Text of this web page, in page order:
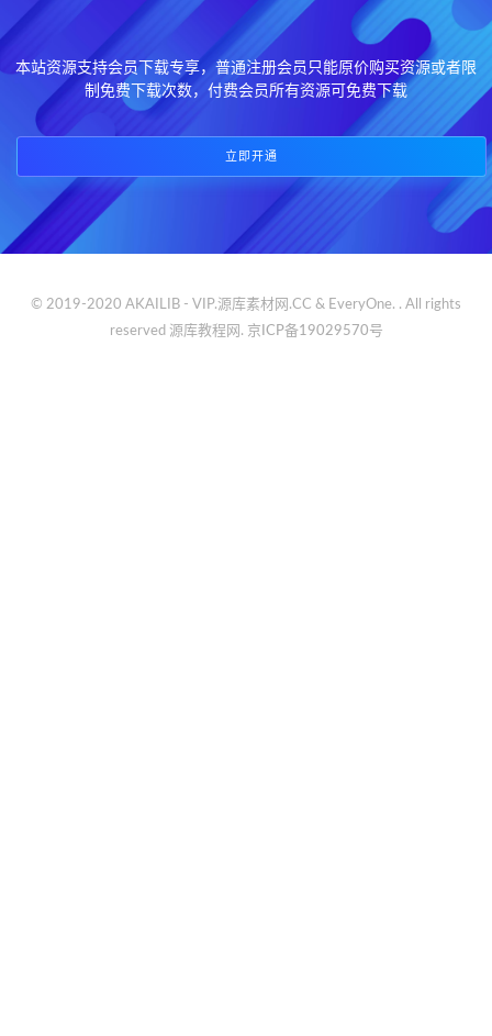
本站资源支持会员下载专享，普通注册会员只能原价购买资源或者限
制免费下载次数，付费会员所有资源可免费下载
立即开通
© 2019-2020 AKAILIB - VIP.源库素材网.CC & EveryOne. . All rights
reserved 源库教程网. 京ICP备19029570号